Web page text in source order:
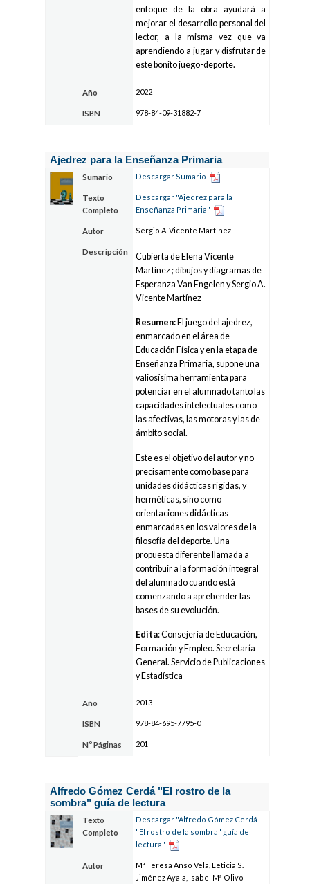
enfoque de la obra ayudará a
mejorar el desarrollo personal del
lector, a la misma vez que va
aprendiendo a jugar y disfrutar de
este bonito juego-deporte.
Año 2022
ISBN 978-84-09-31882-7
Ajedrez para la Enseñanza Primaria
Sumario Descargar Sumario
Texto
Completo
Descargar "Ajedrez para la
Enseñanza Primaria"
Autor Sergio A. Vicente Martínez
Descripción
Cubierta de Elena Vicente
Martínez ; dibujos y diagramas de
Esperanza Van Engelen y Sergio A.
Vicente Martínez
Resumen: El juego del ajedrez,
enmarcado en el área de
Educación Física y en la etapa de
Enseñanza Primaria, supone una
valiosísima herramienta para
potenciar en el alumnado tanto las
capacidades intelectuales como
las afectivas, las motoras y las de
ámbito social.
Este es el objetivo del autor y no
precisamente como base para
unidades didácticas rígidas, y
herméticas, sino como
orientaciones didácticas
enmarcadas en los valores de la
filosofía del deporte. Una
propuesta diferente llamada a
contribuir a la formación integral
del alumnado cuando está
comenzando a aprehender las
bases de su evolución.
Edita: Consejería de Educación,
Formación y Empleo. Secretaría
General. Servicio de Publicaciones
y Estadística
Año 2013
ISBN 978-84-695-7795-0
Nº Páginas 201
Alfredo Gómez Cerdá "El rostro de la
sombra" guía de lectura
Texto
Completo
Descargar "Alfredo Gómez Cerdá
"El rostro de la sombra" guía de
lectura"
Autor
Mª Teresa Ansó Vela, Leticia S.
Jiménez Ayala, Isabel Mª Olivo